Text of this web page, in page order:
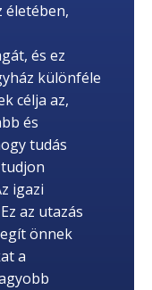
életében,
és ez
különféle
célja az,
és
tudás
igazi
az utazás
önnek
a